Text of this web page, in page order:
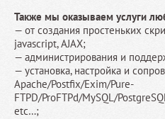
Также мы оказываем услуги
— от создания простеньких
javascript, AJAX;
— администрирования и
— установка, настройка и
Apache/Postfix/Exim/Pure-
FTPD/ProFTPd/MySQL/
etc…;